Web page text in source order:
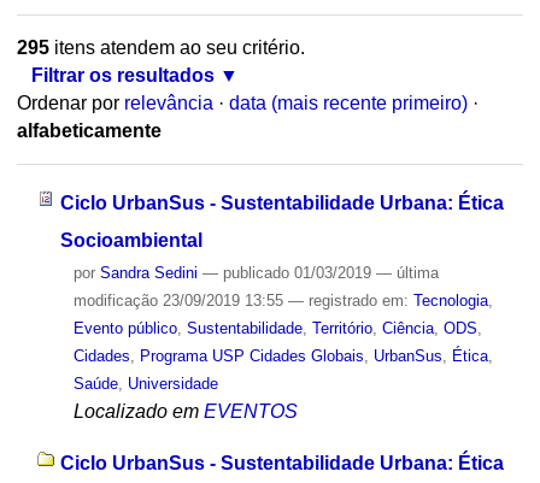
295itens atendem ao seu critério.
Filtrar os resultados
Ordenar por relevância · data (mais recente primeiro) ·
alfabeticamente
Ciclo UrbanSus - Sustentabilidade Urbana: Ética
Socioambiental
por Sandra Sedini — publicado01/03/2019 — última
modificação23/09/2019 13:55 — registrado em: Tecnologia,
Evento público, Sustentabilidade, Território, Ciência, ODS
Cidades
Programa USP Cidades Globais UrbanSus Ética,
Saúde, Universidade
Localizado em EVENTOS
Ciclo UrbanSus - Sustentabilidade Urbana: Ética